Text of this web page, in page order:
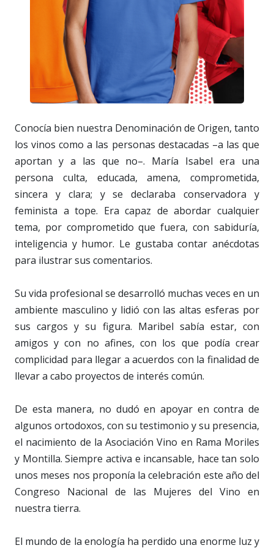
Conocía bien nuestra Denominación de Origen, tanto
los vinos como a las personas destacadas –a las que
aportan y a las que no–. María Isabel era una
persona culta, educada, amena, comprometida,
sincera y clara; y se declaraba conservadora y
feminista a tope. Era capaz de abordar cualquier
tema, por comprometido que fuera, con sabiduría,
inteligencia y humor. Le gustaba contar anécdotas
para ilustrar sus comentarios.
Su vida profesional se desarrolló muchas veces en un
ambiente masculino y lidió con las altas esferas por
sus cargos y su figura. Maribel sabía estar, con
amigos y con no afines, con los que podía crear
complicidad para llegar a acuerdos con la finalidad de
llevar a cabo proyectos de interés común.
De esta manera, no dudó en apoyar en contra de
algunos ortodoxos, con su testimonio y su presencia,
el nacimiento de la Asociación Vino en Rama Moriles
y Montilla. Siempre activa e incansable, hace tan solo
unos meses nos proponía la celebración este año del
Congreso Nacional de las Mujeres del Vino en
nuestra tierra.
El mundo de la enología ha perdido una enorme luz y